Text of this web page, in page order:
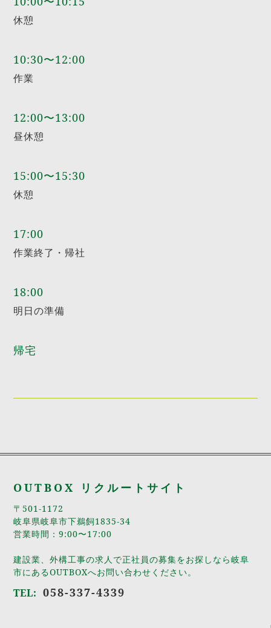
休憩
10:30〜12:00
作業
12:00〜13:00
昼休憩
15:00〜15:30
休憩
17:00
作業終了・帰社
18:00
明日の準備
帰宅
OUTBOX リクルートサイト
〒501-1172
岐阜県岐阜市下鵜飼1835-34
営業時間：9:00〜17:00
建設業、外構工事の求人で正社員の募集をお探しなら岐阜
市にあるOUTBOXへお問い合わせください。
TEL: 058-337-4339